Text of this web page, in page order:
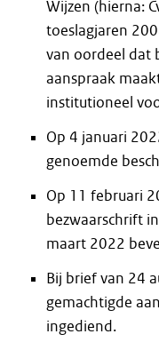
Wijzen (hierna:
toeslagjaren
van oordeel dat
aanspraak
institutioneel
Op 4 januari
genoemde
Op 11 februari
bezwaarschrift
maart 2022
Bij brief van 24
gemachtigde
ingediend.